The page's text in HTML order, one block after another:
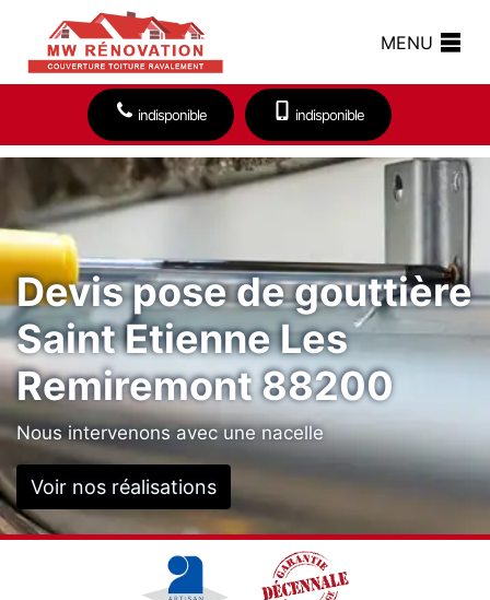
MENU
indisponible indisponible
Devis pose de gouttière
Saint Etienne Les
Remiremont 88200
Nous intervenons avec une nacelle
Voir nos réalisations